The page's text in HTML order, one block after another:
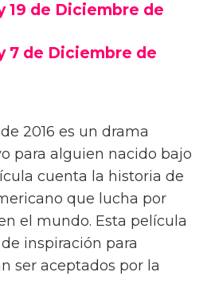
19 de Diciembre de
7 de Diciembre de
de 2016 es un drama
para alguien nacido bajo
cuenta la historia de
que lucha por
el mundo. Esta película
inspiración para
ser aceptados por la